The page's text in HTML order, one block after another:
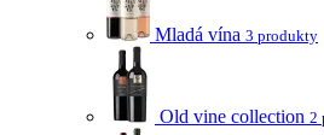
Mladá vína 3 produkty
Old vine collection 2